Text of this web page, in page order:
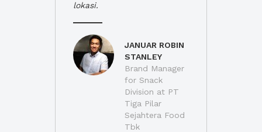
lokasi.
JANUAR ROBIN
STANLEY
Brand Manager
for Snack
Division at PT
Tiga Pilar
Sejahtera Food
Tbk